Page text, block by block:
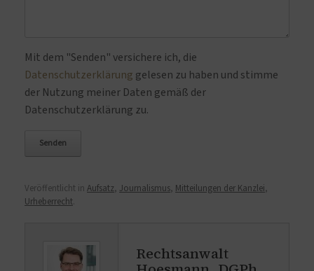
Bitte lasse dieses Feld leer.
Mit dem "Senden" versichere ich, die
Datenschutzerklärung gelesen zu haben und stimme
der Nutzung meiner Daten gemäß der
Datenschutzerklärung zu.
Veröffentlicht in Aufsatz, Journalismus, Mitteilungen der Kanzlei,
Urheberrecht
Rechtsanwalt